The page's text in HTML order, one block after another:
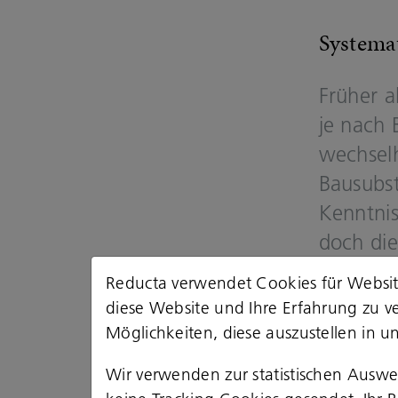
Frü­her
je nach
doch
kauf,
nen­de
Reducta verwendet Cookies für
diese Website und Ihre Erfahrung zu
Möglichkeiten, diese auszustellen in
Wir verwenden zur statistischen